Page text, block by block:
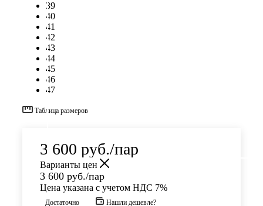
39
40
41
42
43
44
45
46
47
Таблица размеров
3 600 руб./пар
Варианты цен
3 600 руб./пар
Цена указана с учетом НДС 7%
Достаточно Нашли дешевле?